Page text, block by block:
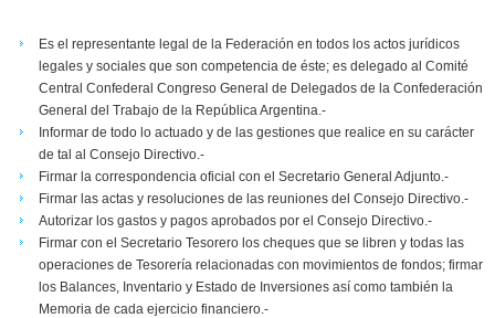
Es el representante legal de la Federación en todos los actos jurídicos
legales y sociales que son competencia de éste; es delegado al Comité
Central Confederal Congreso General de Delegados de la Confederación
General del Trabajo de la República Argentina.-
Informar de todo lo actuado y de las gestiones que realice en su carácter
de tal al Consejo Directivo.-
Firmar la correspondencia oficial con el Secretario General Adjunto.-
Firmar las actas y resoluciones de las reuniones del Consejo Directivo.-
Autorizar los gastos y pagos aprobados por el Consejo Directivo.-
Firmar con el Secretario Tesorero los cheques que se libren y todas las
operaciones de Tesorería relacionadas con movimientos de fondos; firmar
los Balances, Inventario y Estado de Inversiones así como también la
Memoria de cada ejercicio financiero.-